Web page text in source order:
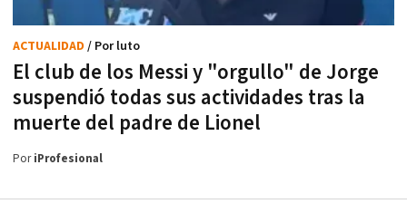
El club de los Messi y "orgullo" de Jorge
suspendió todas sus actividades tras la
muerte del padre de Lionel
ACTUALIDAD / Por luto
PoriProfesional